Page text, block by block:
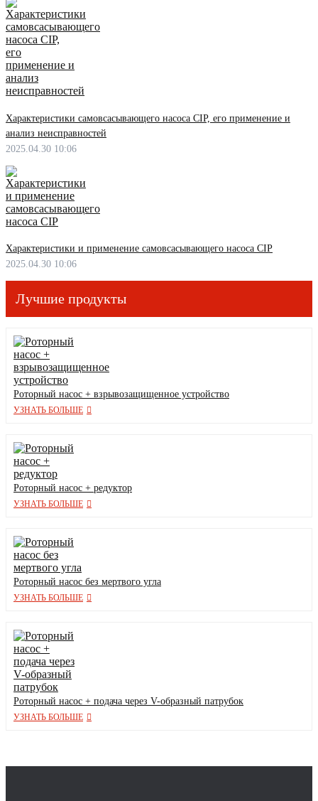
Характеристики самовсасывающего насоса CIP, его применение и
анализ неисправностей
2025.04.30 10:06
Характеристики и применение самовсасывающего насоса CIP
2025.04.30 10:06
Лучшие продукты
Роторный насос + взрывозащищенное устройство
УЗНАТЬ БОЛЬШЕ
Роторный насос + редуктор
УЗНАТЬ БОЛЬШЕ
Роторный насос без мертвого угла
УЗНАТЬ БОЛЬШЕ
Роторный насос + подача через V-образный патрубок
УЗНАТЬ БОЛЬШЕ